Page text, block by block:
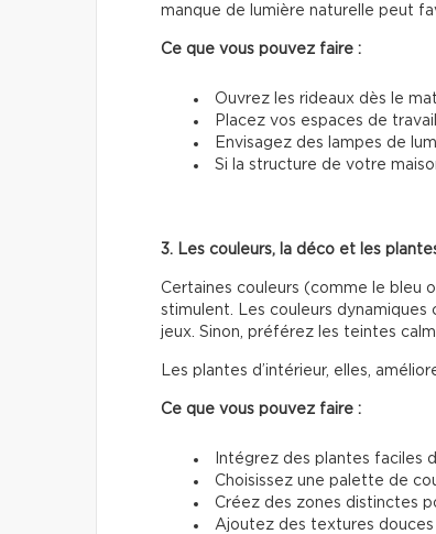
manque de lumière naturelle peut
Ce que vous pouvez faire :
Ouvrez les rideaux dès le
Placez vos espaces de
Envisagez des lampes de
Si la structure de votre
3. Les couleurs, la déco et les
Certaines couleurs (comme le bleu
stimulent. Les couleurs dynamiques
jeux. Sinon, préférez les teintes
Les plantes d’intérieur, elles,
Ce que vous pouvez faire :
Intégrez des plantes faciles
Choisissez une palette de
Créez des zones distinctes
Ajoutez des textures douces